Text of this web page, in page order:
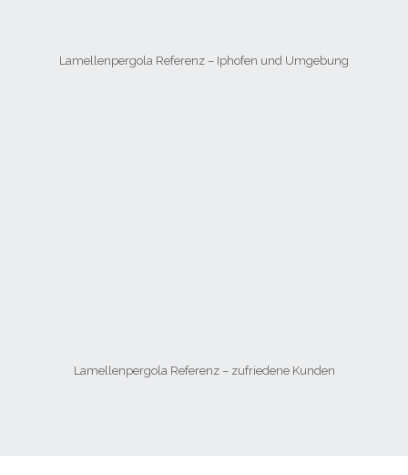
Lamellenpergola Referenz – Iphofen und Umgebung
Lamellenpergola Referenz – zufriedene Kunden